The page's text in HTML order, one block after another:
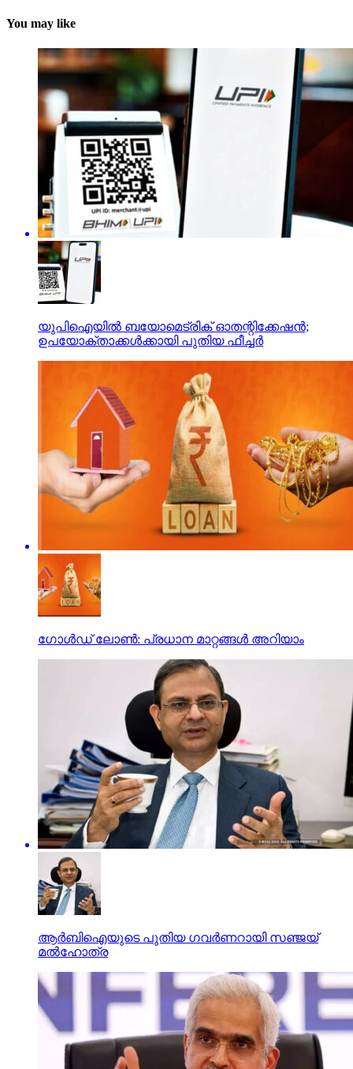
You may like
യുപിഐയില്‍ ബയോമെട്രിക് ഓതന്റിക്കേഷന്‍;
ഉപയോക്താക്കള്‍ക്കായി പുതിയ ഫീച്ചര്‍
ഗോള്‍ഡ് ലോണ്‍: പ്രധാന മാറ്റങ്ങള്‍ അറിയാം
ആര്‍ബിഐയുടെ പുതിയ ഗവര്‍ണറായി സഞ്ജയ്
മല്‍ഹോത്ര